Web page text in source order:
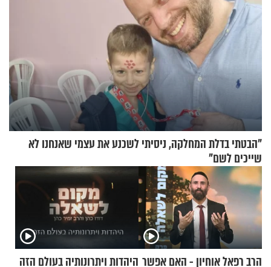
"הבטתי בדלת המחלקה, ניסיתי לשכנע את עצמי שאנחנו לא
שייכים לשם"
הרב רפאל אוחיון - האם אפשר היהדות ויתרונותיה בעולם הזה